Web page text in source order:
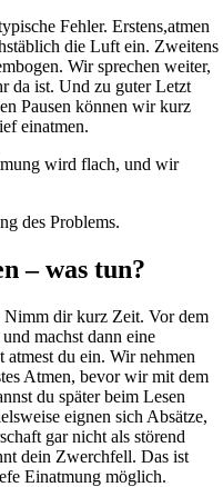
Fehler. Erstens,atmen
die Luft ein. Zweitens
Wir sprechen weiter,
da ist. Und zu guter Letzt
Pausen können wir kurz
einatmen.
wird flach, und wir
des Problems.
– was tun?
dir kurz Zeit. Vor dem
machst dann eine
atmest du ein. Wir nehmen
Atmen, bevor wir mit dem
du später beim Lesen
eignen sich Absätze,
gar nicht als störend
dein Zwerchfell. Das ist
Einatmung möglich.